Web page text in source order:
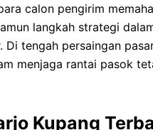
calon pengirim
langkah strategi
tengah persaingan
menjaga rantai pasok
Kupang